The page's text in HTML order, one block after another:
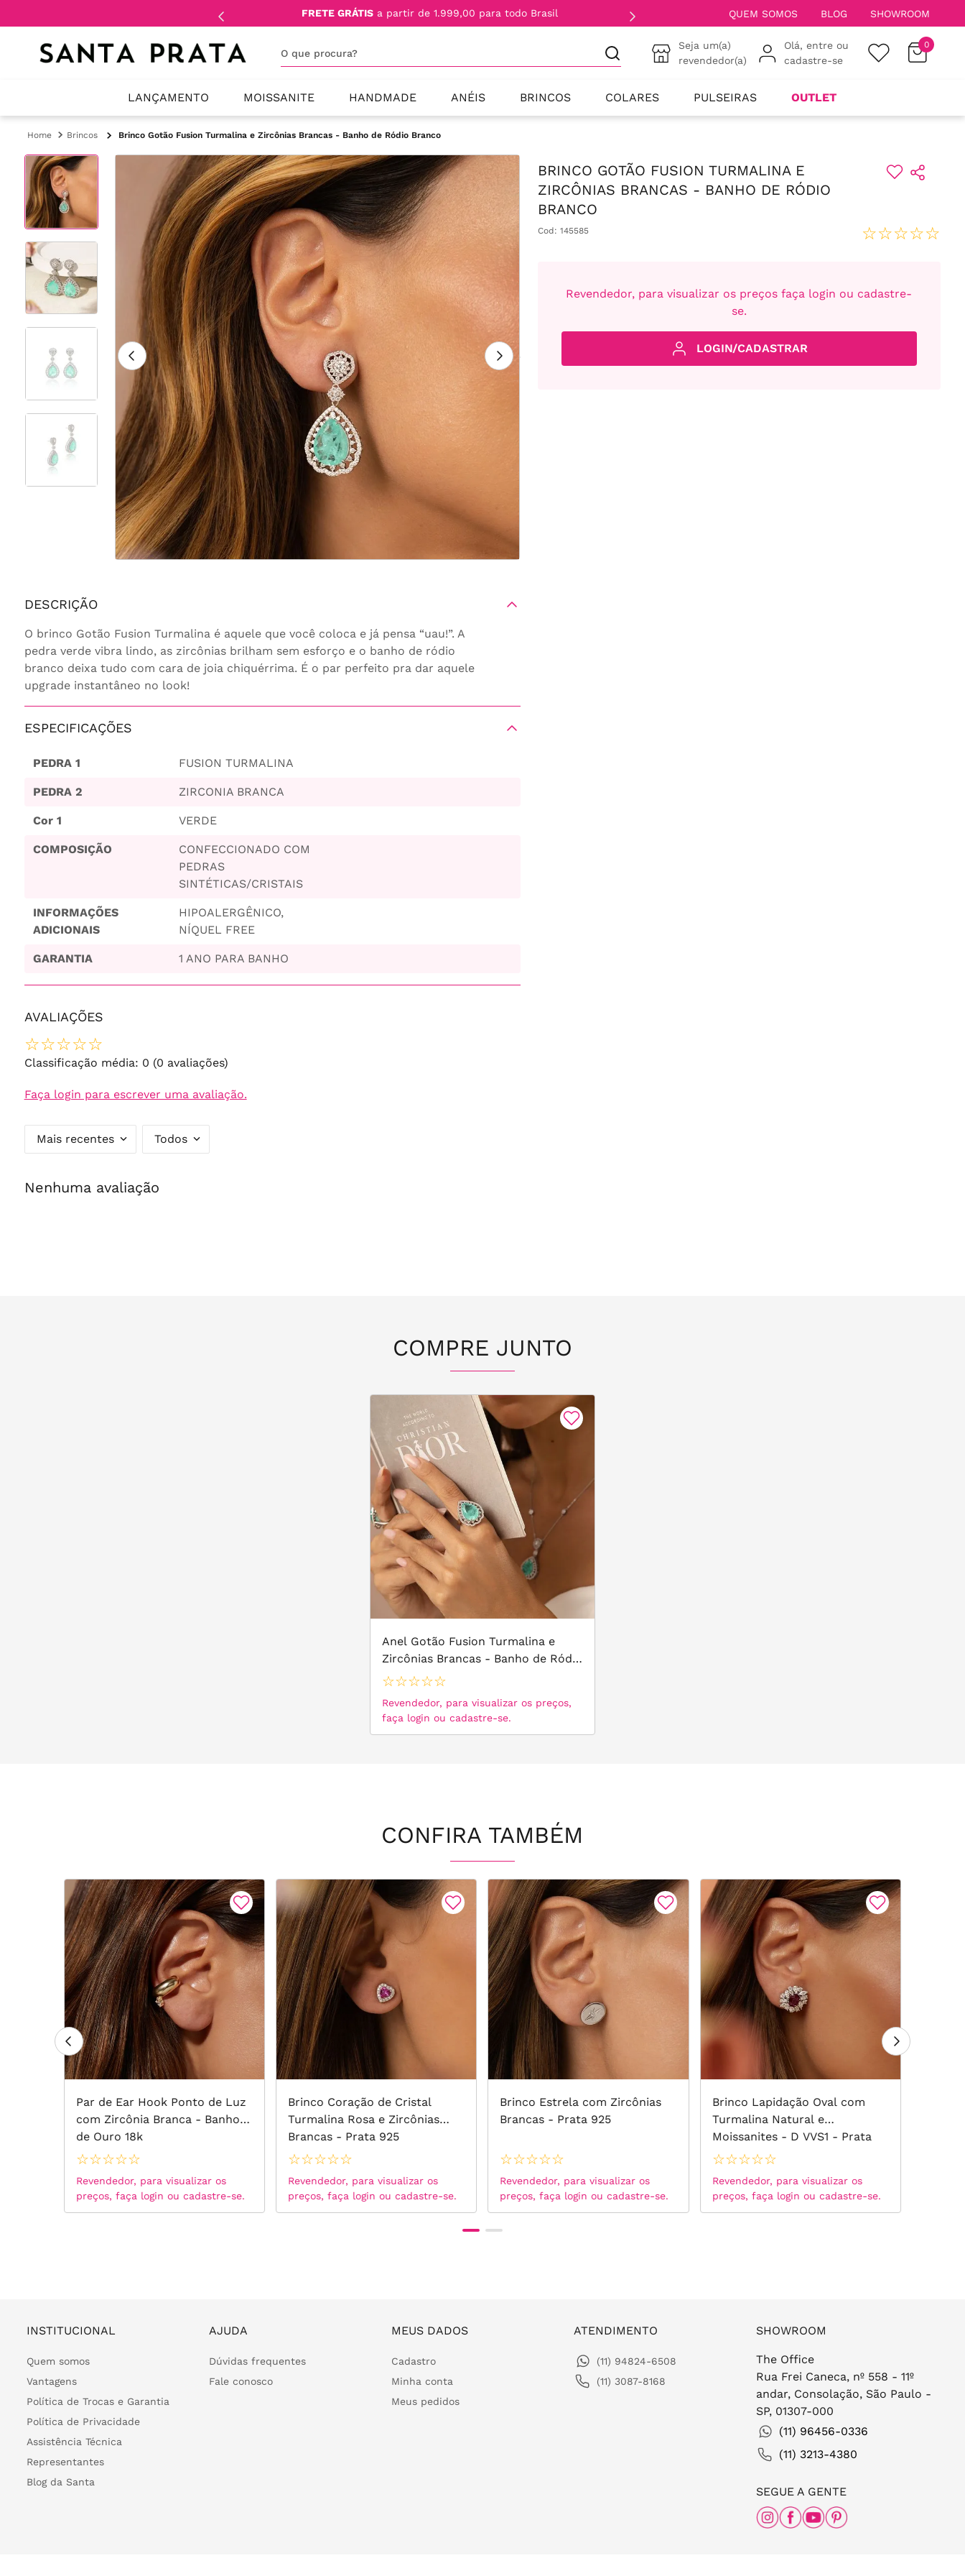
FRETE GRÁTIS a partir de 1.999,00 para todo Brasil QUEM SOMOS BLOG SHOWROOM
Seja um(a)
revendedor(a)
Olá, entre ou
cadastre-se
0
LANÇAMENTO MOISSANITE HANDMADE ANÉIS BRINCOS COLARES PULSEIRAS OUTLET
Brincos Brinco Gotão Fusion Turmalina e Zircônias Brancas - Banho de Ródio Branco
DESCRIÇÃO
O brinco Gotão Fusion Turmalina é aquele que você coloca e já pensa “uau!”. A
pedra verde vibra lindo, as zircônias brilham sem esforço e o banho de ródio
branco deixa tudo com cara de joia chiquérrima. É o par perfeito pra dar aquele
upgrade instantâneo no look!
ESPECIFICAÇÕES
PEDRA 1 FUSION TURMALINA
PEDRA 2 ZIRCONIA BRANCA
Cor 1 VERDE
COMPOSIÇÃO
CONFECCIONADO COM
PEDRAS
SINTÉTICAS/CRISTAIS
INFORMAÇÕES
ADICIONAIS
HIPOALERGÊNICO,
NÍQUEL FREE
GARANTIA 1 ANO PARA BANHO
AVALIAÇÕES
☆☆☆☆☆
Classificação média: 0 (0 avaliações)
Faça login para escrever uma avaliação.
Mais recentes Todos
Nenhuma avaliação
BRINCO GOTÃO FUSION TURMALINA E
ZIRCÔNIAS BRANCAS - BANHO DE RÓDIO
BRANCO
Cod: 145585 ☆☆☆☆☆
Revendedor, para visualizar os preços faça login ou cadastre-
se.
LOGIN/CADASTRAR
COMPRE JUNTO
Anel Gotão Fusion Turmalina e
Zircônias Brancas - Banho de Ródio
Branco
☆☆☆☆☆
Revendedor, para visualizar os preços,
faça login ou cadastre-se.
CONFIRA TAMBÉM
Par de Ear Hook Ponto de Luz
com Zircônia Branca - Banho
de Ouro 18k
☆☆☆☆☆
Revendedor, para visualizar os
preços, faça login ou cadastre-se.
Brinco Coração de Cristal
Turmalina Rosa e Zircônias
Brancas - Prata 925
☆☆☆☆☆
Revendedor, para visualizar os
preços, faça login ou cadastre-se.
Brinco Estrela com Zircônias
Brancas - Prata 925
☆☆☆☆☆
Revendedor, para visualizar os
preços, faça login ou cadastre-se.
Brinco Lapidação Oval com
Turmalina Natural e
Moissanites - D VVS1 - Prata
925
☆☆☆☆☆
Revendedor, para visualizar os
preços, faça login ou cadastre-se.
INSTITUCIONAL
Quem somos
Vantagens
Política de Trocas e Garantia
Política de Privacidade
Assistência Técnica
Representantes
Blog da Santa
AJUDA
Dúvidas frequentes
Fale conosco
MEUS DADOS
Cadastro
Minha conta
Meus pedidos
ATENDIMENTO
(11) 94824-6508
(11) 3087-8168
SHOWROOM
The Office
Rua Frei Caneca, nº 558 - 11º
andar, Consolação, São Paulo -
SP, 01307-000
(11) 96456-0336
(11) 3213-4380
SEGUE A GENTE